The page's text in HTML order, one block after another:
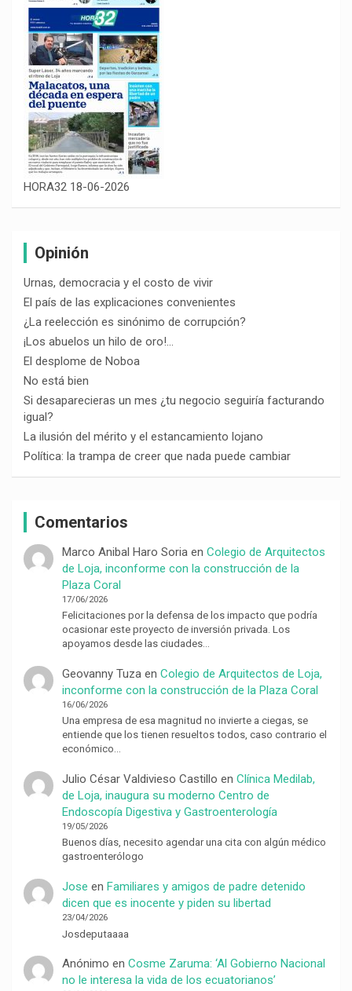
HORA32 18-06-2026
Opinión
Urnas, democracia y el costo de vivir
El país de las explicaciones convenientes
¿La reelección es sinónimo de corrupción?
¡Los abuelos un hilo de oro!…
El desplome de Noboa
No está bien
Si desaparecieras un mes ¿tu negocio seguiría facturando
igual?
La ilusión del mérito y el estancamiento lojano
Política: la trampa de creer que nada puede cambiar
Comentarios
Marco Anibal Haro Soria en Colegio de Arquitectos
de Loja, inconforme con la construcción de la
Plaza Coral
17/06/2026
Felicitaciones por la defensa de los impacto que podría
ocasionar este proyecto de inversión privada. Los
apoyamos desde las ciudades…
Geovanny Tuzaen Colegio de Arquitectos de Loja,
inconforme con la construcción de la Plaza Coral
16/06/2026
Una empresa de esa magnitud no invierte a ciegas, se
entiende que los tienen resueltos todos, caso contrario el
económico…
Julio César Valdivieso Castillo en Clínica Medilab,
de Loja, inaugura su moderno Centro de
Endoscopía Digestiva y Gastroenterología
19/05/2026
Buenos días, necesito agendar una cita con algún médico
gastroenterólogo
Jose en Familiares y amigos de padre detenido
dicen que es inocente y piden su libertad
23/04/2026
Josdeputaaaa
Anónimo en Cosme Zaruma: ‘Al Gobierno Nacional
no le interesa la vida de los ecuatorianos’